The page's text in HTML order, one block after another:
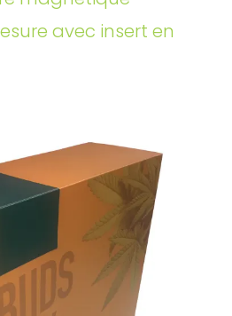
avec insert en